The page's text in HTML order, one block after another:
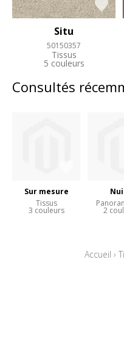
Situ
50150357
Tissus
5 couleurs
Consultés
Sur mesure
Tissus
3 couleurs 2
Accueil ›